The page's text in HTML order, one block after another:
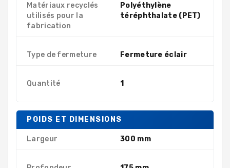
Matériaux recyclés
utilisés pour la
fabrication
Polyéthylène
téréphthalate (PET)
Type de fermeture Fermeture éclair
Quantité 1
POIDS ET DIMENSIONS
Largeur 300 mm